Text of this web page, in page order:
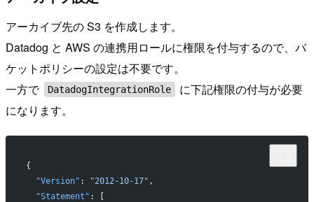
アーカイブ先の S3 を作成します。
Datadog と AWS の連携用ロールに権限を付与するので、バ
ケットポリシーの設定は不要です。
一方で
DatadogIntegrationRole
に下記権限の付与が必要
になります。
{
  "Version"
: "2012-10-17" ,
  "Statement"
: [